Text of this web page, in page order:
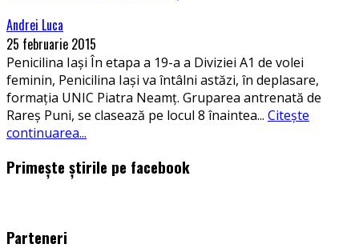
Andrei Luca
25 februarie 2015
Penicilina Iași În etapa a 19-a a Diviziei A1 de volei
feminin, Penicilina Iași va întâlni astăzi, în deplasare,
formația UNIC Piatra Neamț. Gruparea antrenată de
Rareș Puni, se clasează pe locul 8 înaintea... Citește
continuarea...
Primește știrile pe facebook
Parteneri